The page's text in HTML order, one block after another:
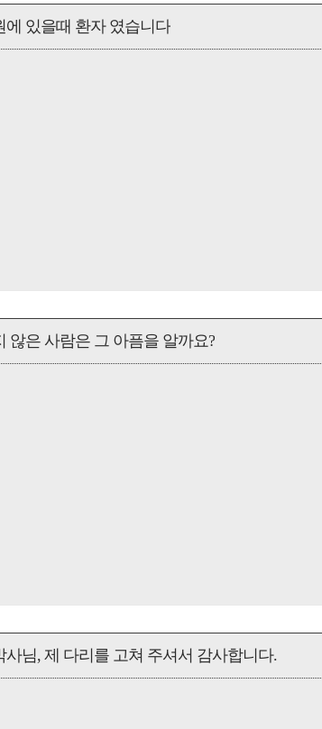
에 있을때 환자 였습니다
않은 사람은 그 아픔을 알까요?
사님, 제 다리를 고쳐 주셔서 감사합니다.